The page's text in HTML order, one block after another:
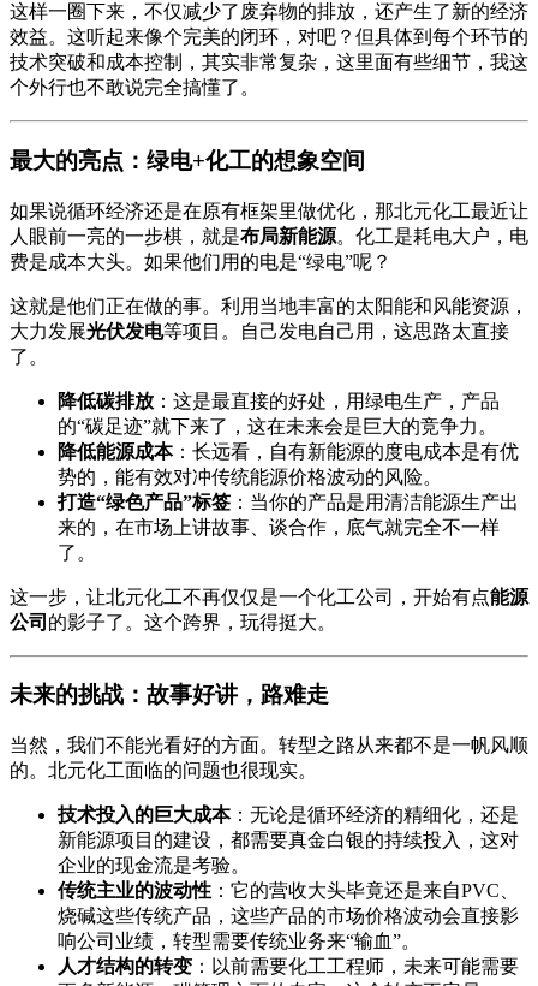
这样一圈下来，不仅减少了废弃物的排放，还产生了新的经济
效益。这听起来像个完美的闭环，对吧？但具体到每个环节的
技术突破和成本控制，其实非常复杂，这里面有些细节，我这
个外行也不敢说完全搞懂了。
最大的亮点：绿电+化工的想象空间
如果说循环经济还是在原有框架里做优化，那北元化工最近让
人眼前一亮的一步棋，就是布局新能源。化工是耗电大户，电
费是成本大头。如果他们用的电是“绿电”呢？
这就是他们正在做的事。利用当地丰富的太阳能和风能资源，
大力发展光伏发电等项目。自己发电自己用，这思路太直接
了。
降低碳排放 ：这是最直接的好处，用绿电生产，产品
的“碳足迹”就下来了，这在未来会是巨大的竞争力。
降低能源成本：长远看，自有新能源的度电成本是有优
势的，能有效对冲传统能源价格波动的风险。
打造“绿色产品”标签 ：当你的产品是用清洁能源生产出
来的，在市场上讲故事、谈合作，底气就完全不一样
了。
这一步，让北元化工不再仅仅是一个化工公司，开始有点能源
公司 的影子了。这个跨界，玩得挺大。
未来的挑战：故事好讲，路难走
当然，我们不能光看好的方面。转型之路从来都不是一帆风顺
的。北元化工面临的问题也很现实。
技术投入的巨大成本：无论是循环经济的精细化，还是
新能源项目的建设，都需要真金白银的持续投入，这对
企业的现金流是考验。
传统主业的波动性 ：它的营收大头毕竟还是来自PVC、
烧碱这些传统产品，这些产品的市场价格波动会直接影
响公司业绩，转型需要传统业务来“输血”。
人才结构的转变 ：以前需要化工工程师，未来可能需要